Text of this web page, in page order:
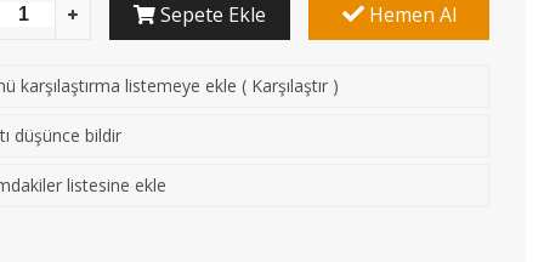
Sepete Ekle Hemen Al
karşılaştırma listemeye ekle ( Karşılaştır )
düşünce bildir
listesine ekle